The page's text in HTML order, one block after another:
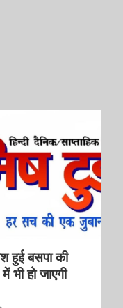
हुई बसपा की
हो जाएगी